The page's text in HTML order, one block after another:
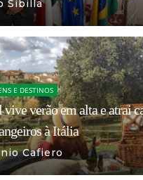
Sibilla
E DESTINOS
verão em alta e atrai
à Itália
Cafiero